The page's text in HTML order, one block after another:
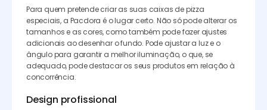
Para quem pretende criar as suas caixas de pizza
especiais, a Pacdora é o lugar certo. Não só pode alterar os
tamanhos e as cores, como também pode fazer ajustes
adicionais ao desenhar o fundo. Pode ajustar a luz e o
ângulo para garantir a melhor iluminação, o que, se
adequado, pode destacar os seus produtos em relação à
concorrência.
Design profissional